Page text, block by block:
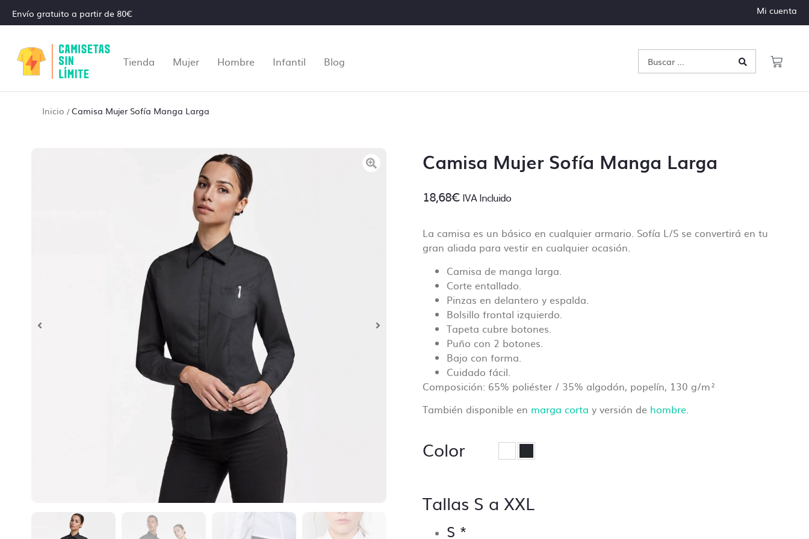
Envío gratuito a partir de 80€ Mi cuenta
Tienda Mujer Hombre Infantil Blog
Inicio /Camisa Mujer Sofía Manga Larga
Camisa Mujer Sofía Manga Larga
18,68€ IVA Incluido
La camisa es un básico en cualquier armario. Sofía L/S se convertirá en tu
gran aliada para vestir en cualquier ocasión.
Camisa de manga larga.
Corte entallado.
Pinzas en delantero y espalda.
Bolsillo frontal izquierdo.
Tapeta cubre botones.
Puño con 2 botones.
Bajo con forma.
Cuidado fácil.
Composición: 65% poliéster / 35% algodón, popelín, 130 g/m²
También disponible en marga corta y versión de hombre.
Color
Tallas S a XXL
S *
Control de archivos
Al realizar tu pedido de personalización te pediremos que subas los archivos
necesarios y estos serán revisados antes de comenzar las tareas de
impresión.
¿En que consiste la revisión básica?
Un diseñador revisará tus archivos asegurandose de que todo está ok antes
de imprimir, ¡no queremos sorpresas!
Algunos de los puntos de control incluyen:
– Control de las dimensiones correctas
– Control de resolución mínima (no inferior a 70 Dpi).
– Control de fuentes incorporadas.
– Control de colores PANTONE, siempre y cuando se especifique en el pedido.
En caso contrario no se lleva a cabo ese control.
– Controlar que no falte ningún archivo y que esté clara la ubicación de cada
impresión.
– Control de trazos para troquelado si lo hubiera.
– Control de los márgenes de seguridad.